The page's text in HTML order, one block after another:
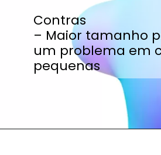
Contras
– Maior tamanho
um problema em
pequenas